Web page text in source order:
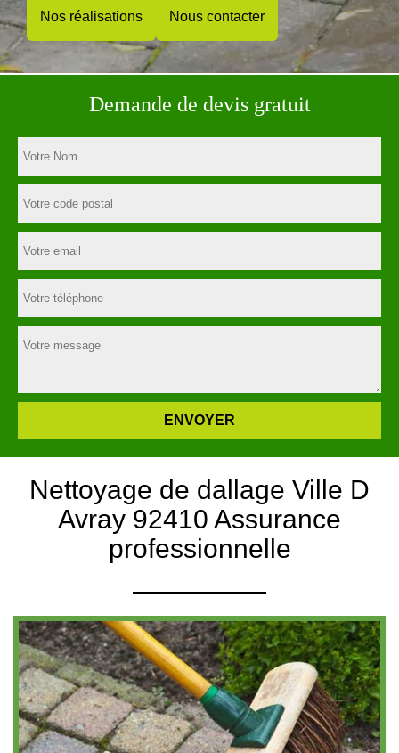
Nos réalisations Nous contacter
Demande de devis gratuit
Nettoyage de dallage Ville D
Avray 92410 Assurance
professionnelle